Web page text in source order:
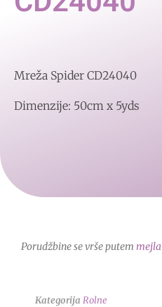
Mreža Spider CD24040
Dimenzije: 50cm x 5yds
Porudžbine se vrše putem mejla
Kategorija Rolne